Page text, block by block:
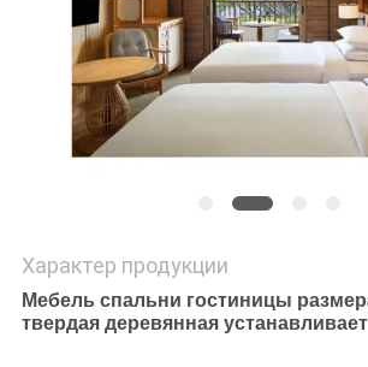
Характер продукции
Мебель спальни гостиницы
твердая деревянная устанавливает